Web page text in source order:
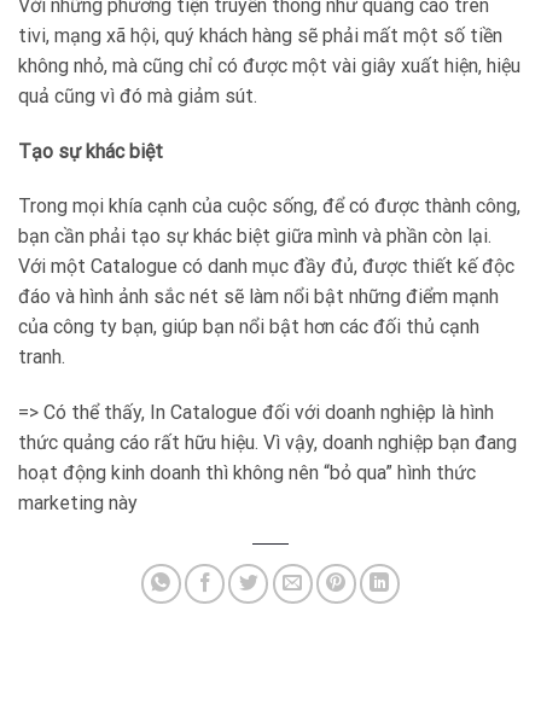
Với những phương tiện truyền thông như quảng cáo trên
tivi, mạng xã hội, quý khách hàng sẽ phải mất một số tiền
không nhỏ, mà cũng chỉ có được một vài giây xuất hiện, hiệu
quả cũng vì đó mà giảm sút.
Tạo sự khác biệt
Trong mọi khía cạnh của cuộc sống, để có được thành công,
bạn cần phải tạo sự khác biệt giữa mình và phần còn lại.
Với một Catalogue có danh mục đầy đủ, được thiết kế độc
đáo và hình ảnh sắc nét sẽ làm nổi bật những điểm mạnh
của công ty bạn, giúp bạn nổi bật hơn các đối thủ cạnh
tranh.
=> Có thể thấy, In Catalogue đối với doanh nghiệp là hình
thức quảng cáo rất hữu hiệu. Vì vậy, doanh nghiệp bạn đang
hoạt động kinh doanh thì không nên “bỏ qua” hình thức
marketing này